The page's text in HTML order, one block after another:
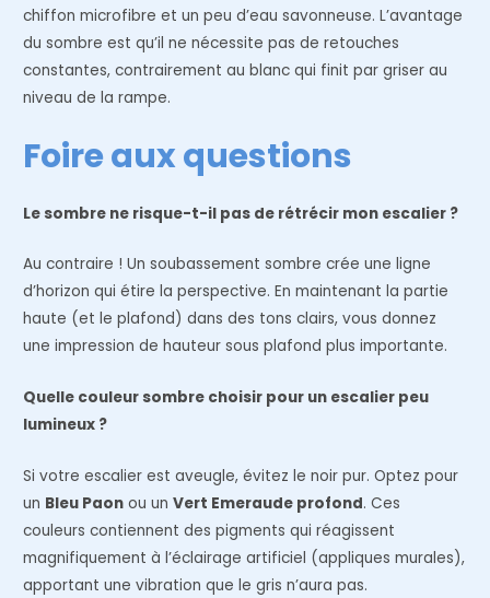
chiffon microfibre et un peu d’eau savonneuse. L’avantage
du sombre est qu’il ne nécessite pas de retouches
constantes, contrairement au blanc qui finit par griser au
niveau de la rampe.
Foire aux questions
Le sombre ne risque-t-il pas de rétrécir mon escalier ?
Au contraire ! Un soubassement sombre crée une ligne
d’horizon qui étire la perspective. En maintenant la partie
haute (et le plafond) dans des tons clairs, vous donnez
une impression de hauteur sous plafond plus importante.
Quelle couleur sombre choisir pour un escalier peu
lumineux ?
Si votre escalier est aveugle, évitez le noir pur. Optez pour
un Bleu Paon ou unVert Emeraude profond. Ces
couleurs contiennent des pigments qui réagissent
magnifiquement à l’éclairage artificiel (appliques murales),
apportant une vibration que le gris n’aura pas.